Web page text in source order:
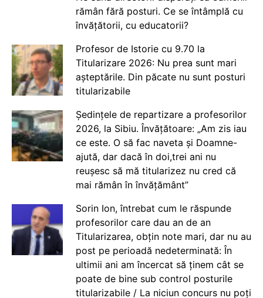
rămân fără posturi. Ce se întâmplă cu
învățătorii, cu educatorii?
Profesor de Istorie cu 9.70 la
Titularizare 2026: Nu prea sunt mari
așteptările. Din păcate nu sunt posturi
titularizabile
Ședințele de repartizare a profesorilor
2026, la Sibiu. Învățătoare: „Am zis iau
ce este. O să fac naveta și Doamne-
ajută, dar dacă în doi,trei ani nu
reușesc să mă titularizez nu cred că
mai rămân în învățământ”
Sorin Ion, întrebat cum le răspunde
profesorilor care dau an de an
Titularizarea, obțin note mari, dar nu au
post pe perioadă nedeterminată: În
ultimii ani am încercat să ținem cât se
poate de bine sub control posturile
titularizabile / La niciun concurs nu poți